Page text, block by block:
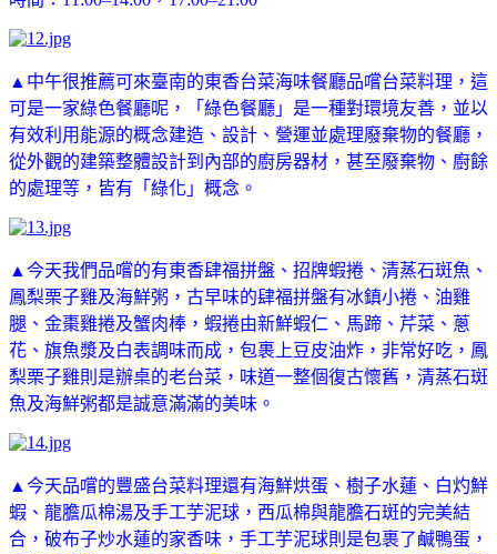
▲中午很推薦可來臺南的東香台菜海味餐廳品嚐台菜料理，這
可是一家綠色餐廳呢，「綠色餐廳」是一種對環境友善，並以
有效利用能源的概念建造、設計、營運並處理廢棄物的餐廳，
從外觀的建築整體設計到內部的廚房器材，甚至廢棄物、廚餘
的處理等，皆有「綠化」概念。
▲今天我們品嚐的有東香肆福拼盤、招牌蝦捲、清蒸石斑魚、
鳳梨栗子雞及海鮮粥，古早味的肆福拼盤有冰鎮小捲、油雞
腿、金棗雞捲及蟹肉棒，蝦捲由新鮮蝦仁、馬蹄、芹菜、蔥
花、旗魚漿及白表調味而成，包裹上豆皮油炸，非常好吃，鳳
梨栗子雞則是辦桌的老台菜，味道一整個復古懷舊，清蒸石斑
魚及海鮮粥都是誠意滿滿的美味。
▲今天品嚐的豐盛台菜料理還有海鮮烘蛋、樹子水蓮、白灼鮮
蝦、龍膽瓜棉湯及手工芋泥球，西瓜棉與龍膽石斑的完美結
合，破布子炒水蓮的家香味，手工芋泥球則是包裹了鹹鴨蛋，